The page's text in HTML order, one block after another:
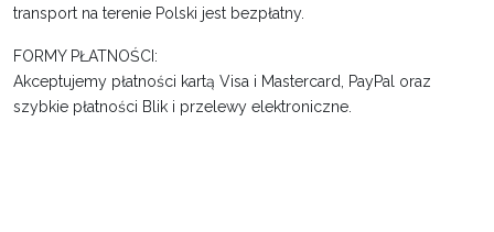
transport na terenie Polski jest bezpłatny.
FORMY PŁATNOŚCI:
Akceptujemy płatności kartą Visa i Mastercard, PayPal oraz
szybkie płatności Blik i przelewy elektroniczne.